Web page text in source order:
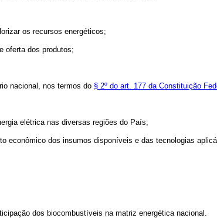
os recursos energéticos;
oferta dos produtos;
nacional, nos termos do § 2º do art. 177 da Constituição
elétrica nas diversas regiões do País;
econômico dos insumos disponíveis e das tecnologias
dos biocombustíveis na matriz energética